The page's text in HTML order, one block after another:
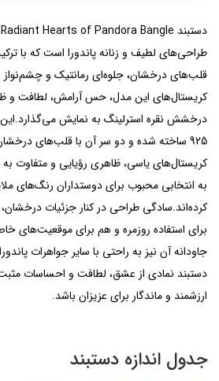
طراحی‌های لطیف و زنانه پاندورا است که با
قلب‌های درخشان، جلوه‌ای رمانتیک و
کریستال‌های این مدل، حس آرامش، لطافت و
درخشش نقره استرلینگ به نمایش می‌گذارد.این
925 ساخته شده و دو سر آن با قلب‌های
کریستال‌های یاسی، ظاهری رؤیایی و متفاوت
به انتخابی محبوب برای دوستداران رنگ‌های
کرده‌اند.سادگی طراحی در کنار جزئیات
برای استفاده روزمره و هم برای موقعیت‌های
جاودانه آن نیز به راحتی با سایر جواهرات
دستبند نمادی از عشق، لطافت و احساسات
ارزشمند و ماندگار برای عزیزان باشد.
جدول اندازه دستبند